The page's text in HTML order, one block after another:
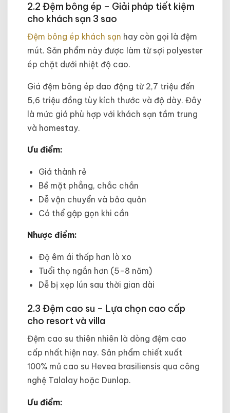
2.2 Đệm bông ép – Giải pháp tiết kiệm
cho khách sạn 3 sao
Đệm bông ép khách sạn hay còn gọi là đệm
mút. Sản phẩm này được làm từ sợi polyester
ép chặt dưới nhiệt độ cao.
Giá đệm bông ép dao động từ 2,7 triệu đến
5,6 triệu đồng tùy kích thước và độ dày. Đây
là mức giá phù hợp với khách sạn tầm trung
và homestay.
Ưu điểm:
Giá thành rẻ
Bề mặt phẳng, chắc chắn
Dễ vận chuyển và bảo quản
Có thể gập gọn khi cần
Nhược điểm:
Độ êm ái thấp hơn lò xo
Tuổi thọ ngắn hơn (5-8 năm)
Dễ bị xẹp lún sau thời gian dài
2.3 Đệm cao su – Lựa chọn cao cấp
cho resort và villa
Đệm cao su thiên nhiên là dòng đệm cao
cấp nhất hiện nay. Sản phẩm chiết xuất
100% mủ cao su Hevea brasiliensis qua công
nghệ Talalay hoặc Dunlop.
Ưu điểm: